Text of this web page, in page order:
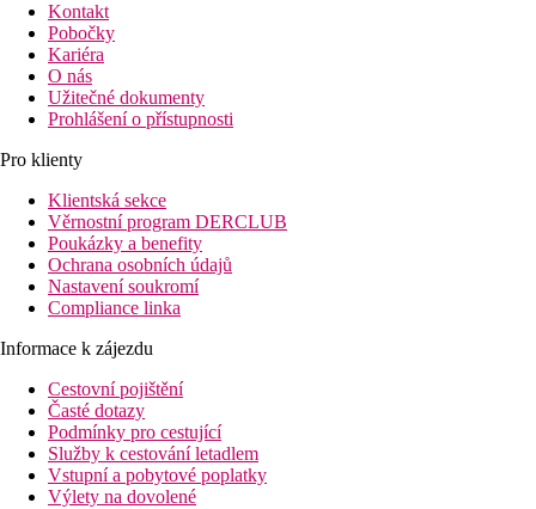
Kontakt
Pobočky
Kariéra
O nás
Užitečné dokumenty
Prohlášení o přístupnosti
Pro klienty
Klientská sekce
Věrnostní program DERCLUB
Poukázky a benefity
Ochrana osobních údajů
Nastavení soukromí
Compliance linka
Informace k zájezdu
Cestovní pojištění
Časté dotazy
Podmínky pro cestující
Služby k cestování letadlem
Vstupní a pobytové poplatky
Výlety na dovolené